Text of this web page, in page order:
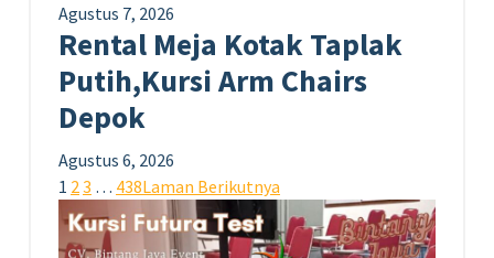
Agustus 7, 2026
Rental Meja Kotak Taplak
Putih,Kursi Arm Chairs
Depok
Agustus 6, 2026
1 2 3 … 438Laman Berikutnya